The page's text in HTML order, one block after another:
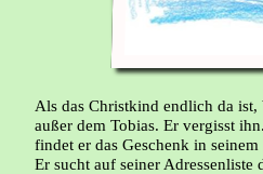
Als das Christkind endlich da
außer dem Tobias. Er vergisst
findet er das Geschenk in
Er sucht auf seiner